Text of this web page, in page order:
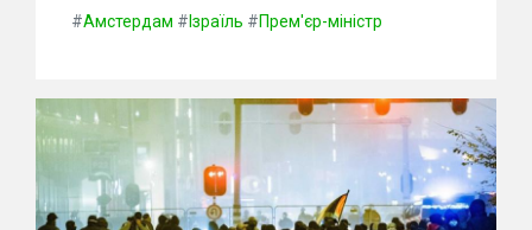
#Амстердам # Ізраїль #Прем'єр-міністр